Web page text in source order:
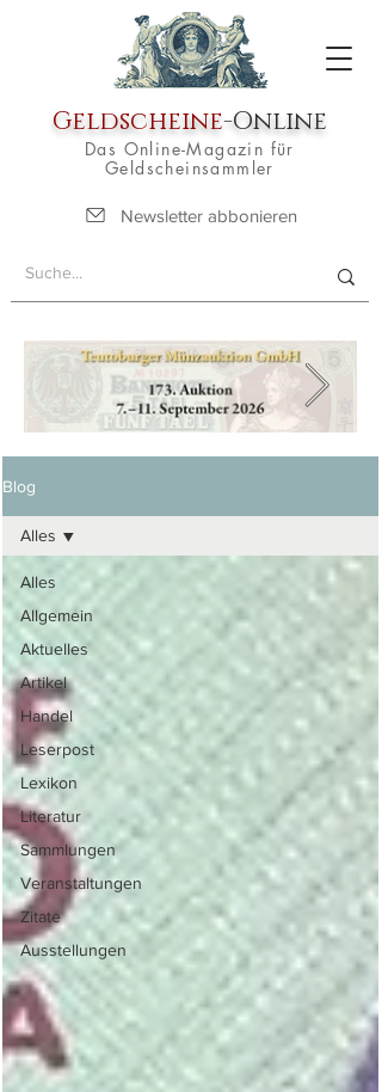
Geldscheine-Online
Das Online-Magazin für
Geldscheinsammler
Newsletter abbonieren
Blog
Alles
Allgemein
Aktuelles
Artikel
Handel
Leserpost
Lexikon
Literatur
Sammlungen
Veranstaltungen
Zitate
Ausstellungen
Alles